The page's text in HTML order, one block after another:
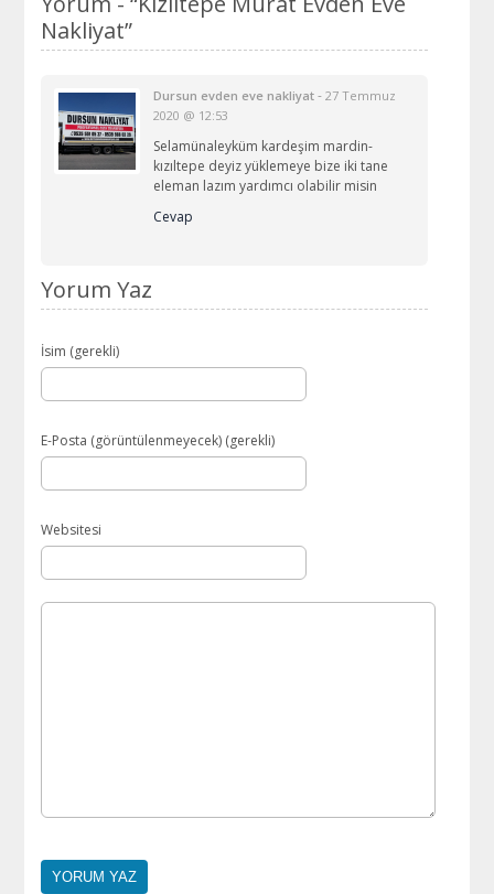
Nakliyat”
Dursun evden eve nakliyat -27 Temmuz
2020 @ 12:53
Selamünaleyküm kardeşim mardin-
kızıltepe deyiz yüklemeye bize iki tane
eleman lazım yardımcı olabilir misin
Cevap
Yorum Yaz
İsim (gerekli)
E-Posta (görüntülenmeyecek) (gerekli)
Websitesi